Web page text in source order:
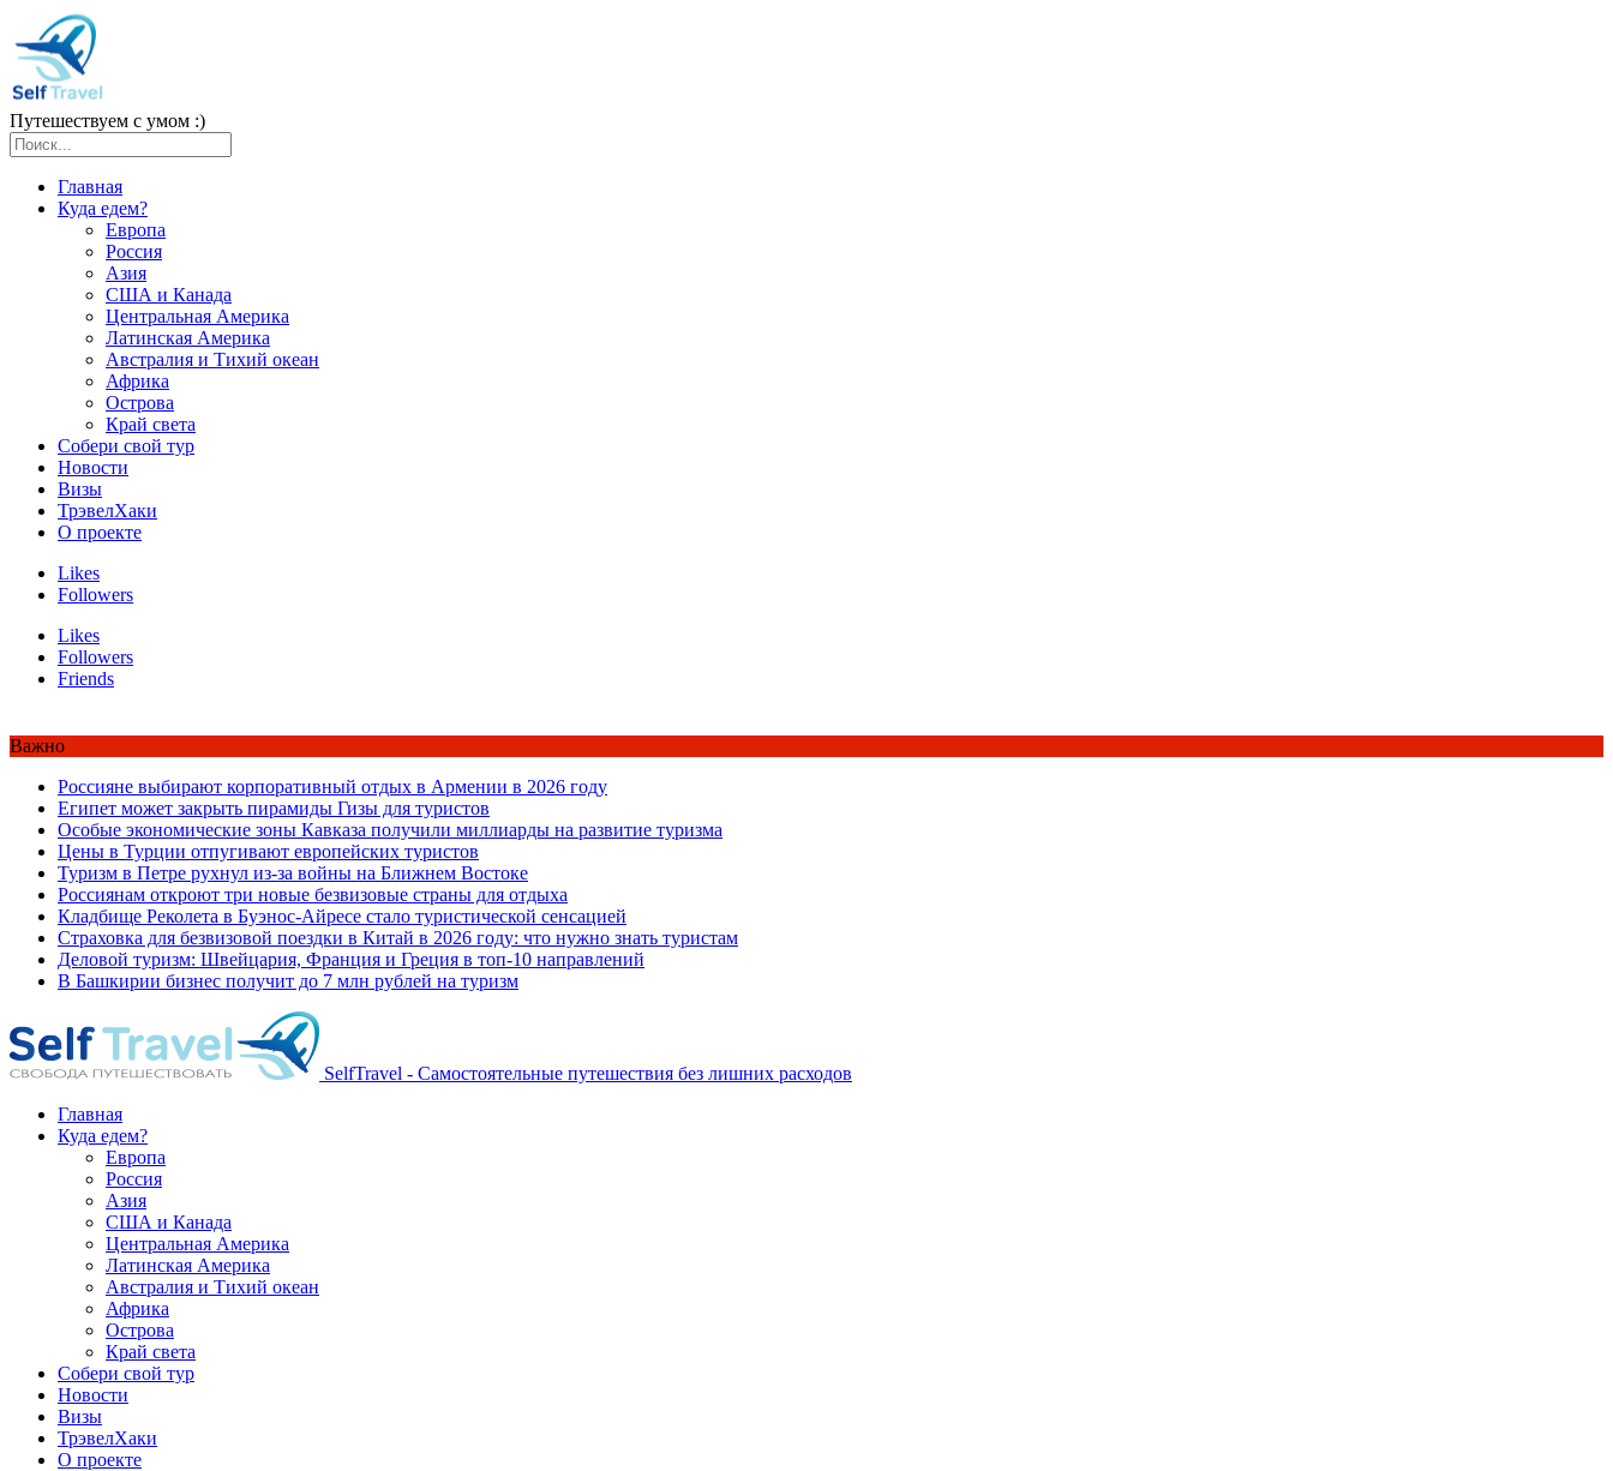
Путешествуем с умом :)
Главная
Куда едем?
Европа
Россия
Азия
США и Канада
Центральная Америка
Латинская Америка
Австралия и Тихий океан
Африка
Острова
Край света
Собери свой тур
Новости
Визы
ТрэвелХаки
О проекте
Likes
Followers
Likes
Followers
Friends
Важно
Россияне выбирают корпоративный отдых в Армении в 2026 году
Египет может закрыть пирамиды Гизы для туристов
Особые экономические зоны Кавказа получили миллиарды на развитие туризма
Цены в Турции отпугивают европейских туристов
Туризм в Петре рухнул из-за войны на Ближнем Востоке
Россиянам откроют три новые безвизовые страны для отдыха
Кладбище Реколета в Буэнос-Айресе стало туристической сенсацией
Страховка для безвизовой поездки в Китай в 2026 году: что нужно знать туристам
Деловой туризм: Швейцария, Франция и Греция в топ-10 направлений
В Башкирии бизнес получит до 7 млн рублей на туризм
SelfTravel - Самостоятельные путешествия без лишних расходов
Главная
Куда едем?
Европа
Россия
Азия
США и Канада
Центральная Америка
Латинская Америка
Австралия и Тихий океан
Африка
Острова
Край света
Собери свой тур
Новости
Визы
ТрэвелХаки
О проекте